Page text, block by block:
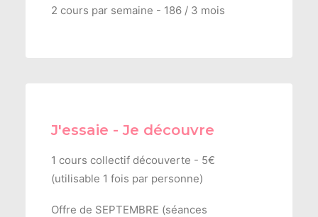
J'essaie - Je découvre
1 cours collectif découverte - 5€
(utilisable 1 fois par personne)
Offre de SEPTEMBRE (séances
2 cours par semaine - 186 / 3 mois